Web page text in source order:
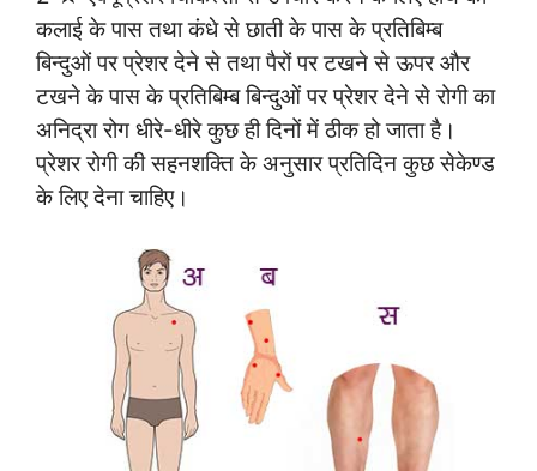
कलाई के पास तथा कंधे से छाती के पास के प्रतिबिम्ब
बिन्दुओं पर प्रेशर देने से तथा पैरों पर टखने से ऊपर और
टखने के पास के प्रतिबिम्ब बिन्दुओं पर प्रेशर देने से रोगी का
अनिद्रा रोग धीरे-धीरे कुछ ही दिनों में ठीक हो जाता है।
प्रेशर रोगी की सहनशक्ति के अनुसार प्रतिदिन कुछ सेकेण्ड
के लिए देना चाहिए।